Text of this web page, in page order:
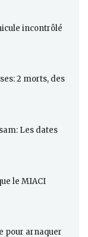
incontrôlé
2 morts, des
Les dates
le MIACI
pour arnaquer